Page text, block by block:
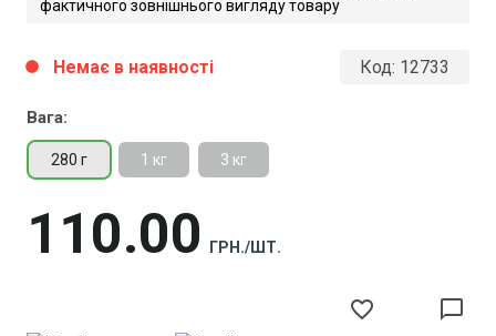
Dufa Styropor-Kleber D18.
фактичного зовнішнього вигляду товару
Код: 12733
Вага:
280 г 1 кг 3 кг
110 00 ГРН./ШТ.
circle Немає в наявності
favorite_border chat_bubble_outline